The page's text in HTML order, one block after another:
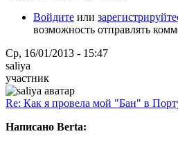
Войдите или
возможность отправлять
Ср, 16/01/2013 - 15:47
saliya
участник
Re: Как я провела мой "Бан" в
Написано Berta: